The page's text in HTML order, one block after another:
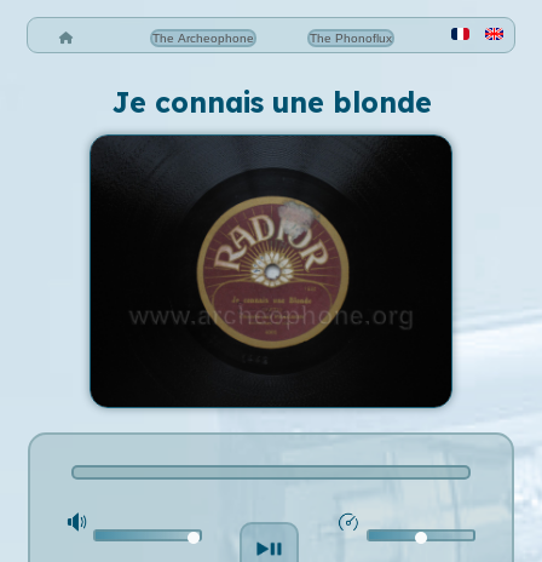
The Archeophone The Phonoflux
Je connais une blonde